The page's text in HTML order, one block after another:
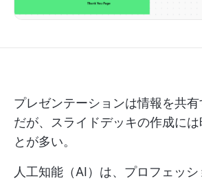
プレゼンテーションは情報を共
だが、スライドデッキの作成には
とが多い。
人工知能（AI）は、プロフェッ